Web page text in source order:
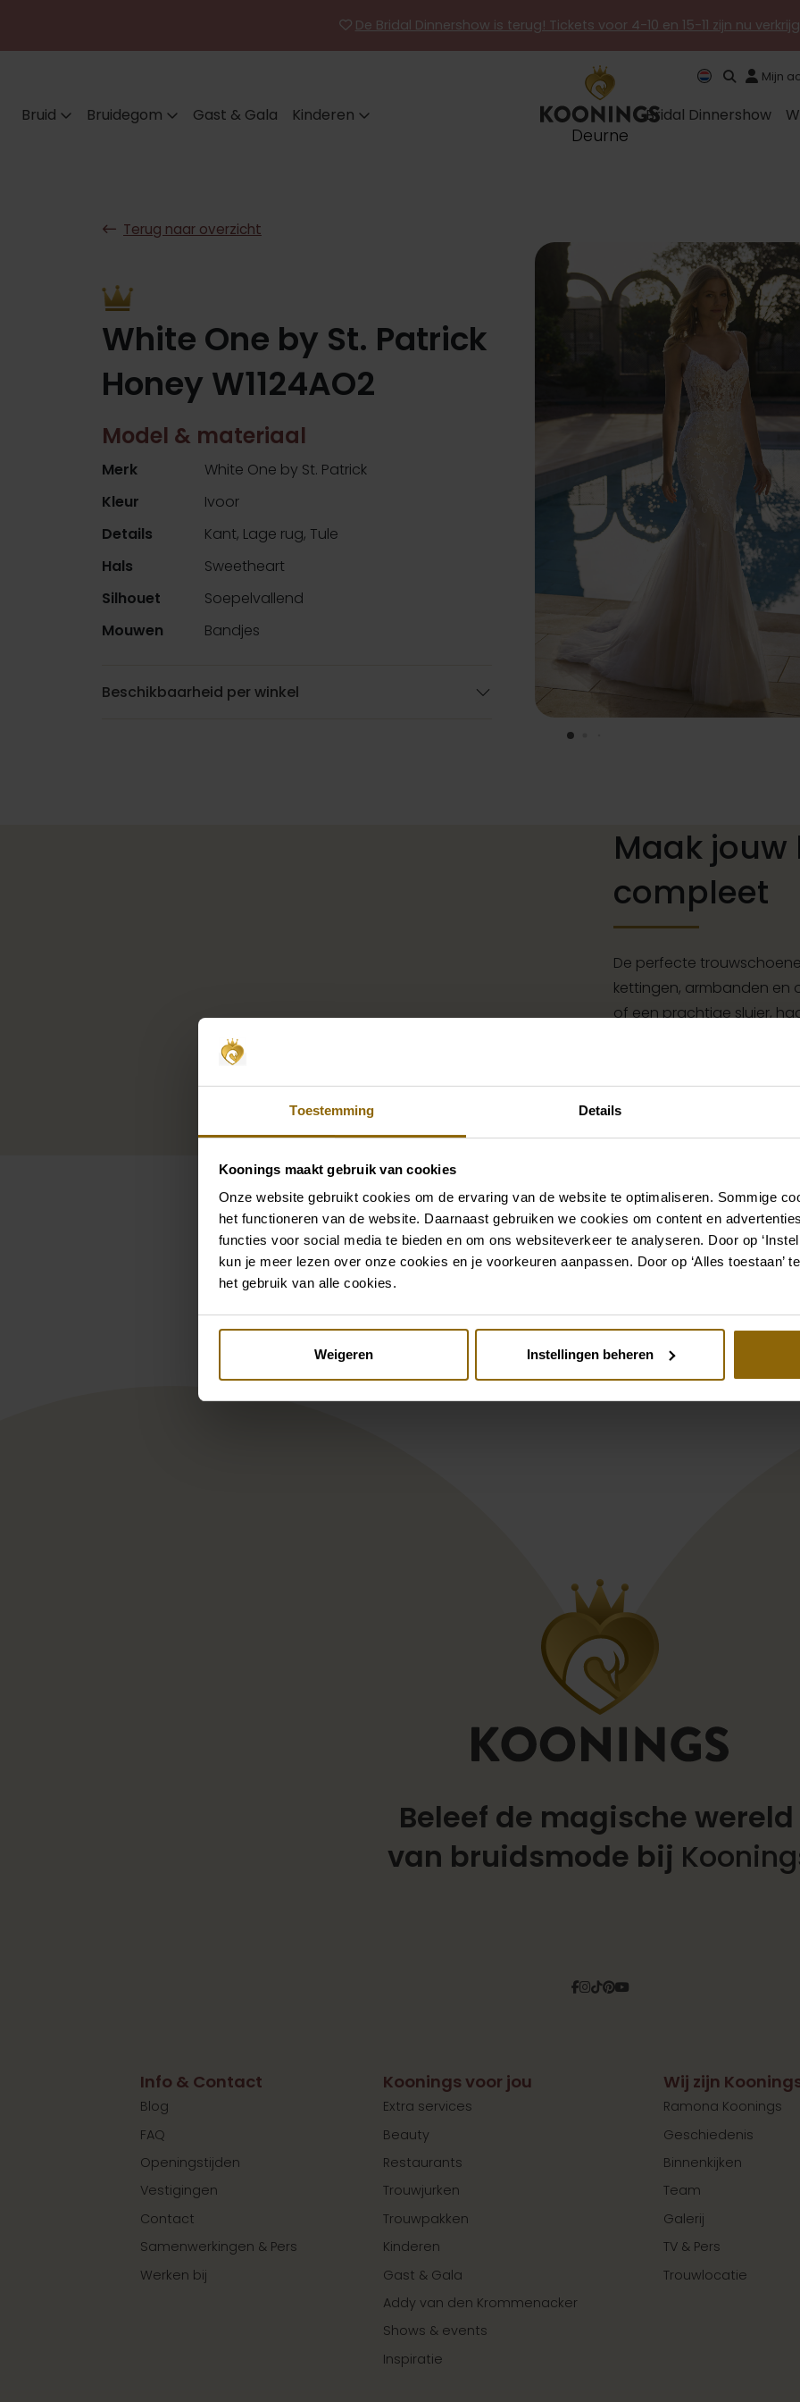
Toestemming Details
Koonings maakt gebruik van cookies
Onze website gebruikt cookies om de ervaring van de website te optimaliseren. Sommige
het functioneren van de website. Daarnaast gebruiken we cookies om content en
functies voor social media te bieden en om ons websiteverkeer te analyseren. Door op
kun je meer lezen over onze cookies en je voorkeuren aanpassen. Door op ‘Alles toestaan’
het gebruik van alle cookies.
Weigeren Instellingen beheren
De Bridal Dinnershow is terug! Tickets voor 4-10 en 15-11 zijn nu
Bruid Bruidegom Gast & Gala Kinderen
Deurne
Mijn
Bridal Dinnershow
Terug naar overzicht
White One by St. Patrick
Honey W1124AO2
Model & materiaal
Merk
White One by St. Patrick
Kleur
Ivoor
Details
Kant, Lage rug, Tule
Hals
Sweetheart
Silhouet
Soepelvallend
Mouwen
Bandjes
Beschikbaarheid per winkel
Maak
compleet
De perfecte
kettingen, armbanden en
of een prachtige sluier,
vind je de perfecte match
Ga naar accessoires
Bekijk ook eens
Elysee Hope
Pinterest
Ramona Koonings Couture KN2368
Pinterest
Le Papillon by
Beleef de magische wereld
van bruidsmode bij
Facebook
Instagram
Tiktok
Pinterest
YouTube
Info & Contact
Blog
FAQ
Openingstijden
Vestigingen
Contact
Samenwerkingen & Pers
Werken bij
Koonings voor jou
Extra services
Beauty
Restaurants
Trouwjurken
Trouwpakken
Kinderen
Gast & Gala
Addy van den Krommenacker
Shows & events
Inspiratie
Wij zijn
Ramona Koonings
Geschiedenis
Binnenkijken
Team
Galerij
TV & Pers
Trouwlocatie